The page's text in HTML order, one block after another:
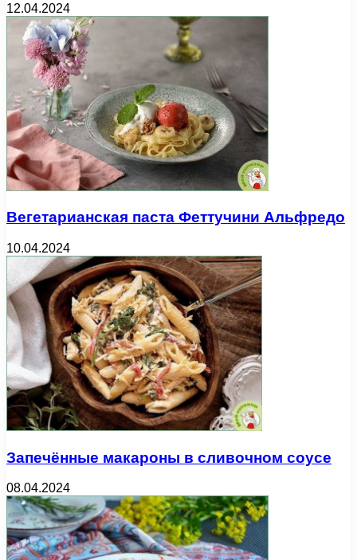
12.04.2024
Вегетарианская паста Феттучини Альфредо
10.04.2024
Запечённые макароны в сливочном соусе
08.04.2024